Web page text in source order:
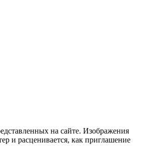
на сайте. Изображения
и расценивается, как приглашение